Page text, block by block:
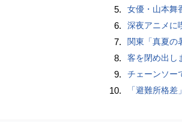
5. 女優・山本舞
6. 深夜アニメに
7. 関東「真夏の
8. 客を閉め出し
9. チェーンソー
10. 「避難所格